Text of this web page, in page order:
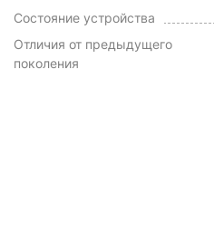
Состояние устройства
Отличия от предыдущего
поколения